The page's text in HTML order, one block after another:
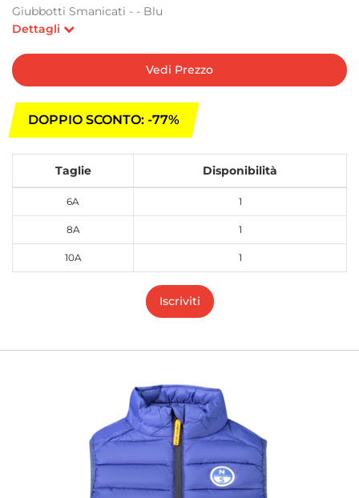
Giubbotti Smanicati - - Blu
Dettagli
Vedi Prezzo
DOPPIO SCONTO: -77%
Taglie Disponibilità
6A 1
8A 1
10A 1
Iscriviti